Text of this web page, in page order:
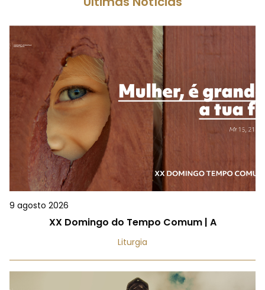
9 agosto 2026
XX Domingo do Tempo Comum | A
Liturgia